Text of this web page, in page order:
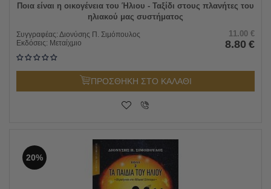
Ποια είναι η οικογένεια του Ήλιου - Ταξίδι στους πλανήτες του
ηλιακού μας συστήματος
Συγγραφέας: Διονύσης Π. Σιμόπουλος
Εκδόσεις: Μεταίχμιο
11.00 €
8.80 €
ΠΡΟΣΘΗΚΗ ΣΤΟ ΚΑΛΑΘΙ
20%